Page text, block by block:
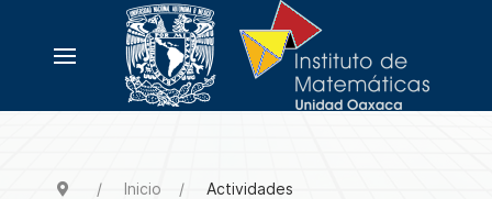
Inicio Actividades